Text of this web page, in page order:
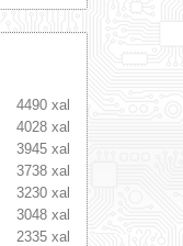
4490 xal
4028 xal
3945 xal
3738 xal
3230 xal
3048 xal
2335 xal